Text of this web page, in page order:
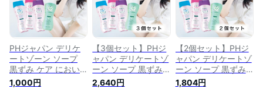
PHジャパン デリケ
ートゾーン ソープ
黒ずみ ケア におい
かゆみ 消臭 VIO ア
ミノ酸 保湿 デリケ
1,000円
【3個セット】PHジ
ャパン デリケートゾ
ーン ソープ 黒ずみ
ケア におい かゆみ
消臭 VIO アミノ酸
2,640円
【2個セット】PHジ
ャパン デリケートゾ
ーン ソープ 黒ずみ
ケア におい かゆみ
消臭 VIO アミノ酸
1,804円